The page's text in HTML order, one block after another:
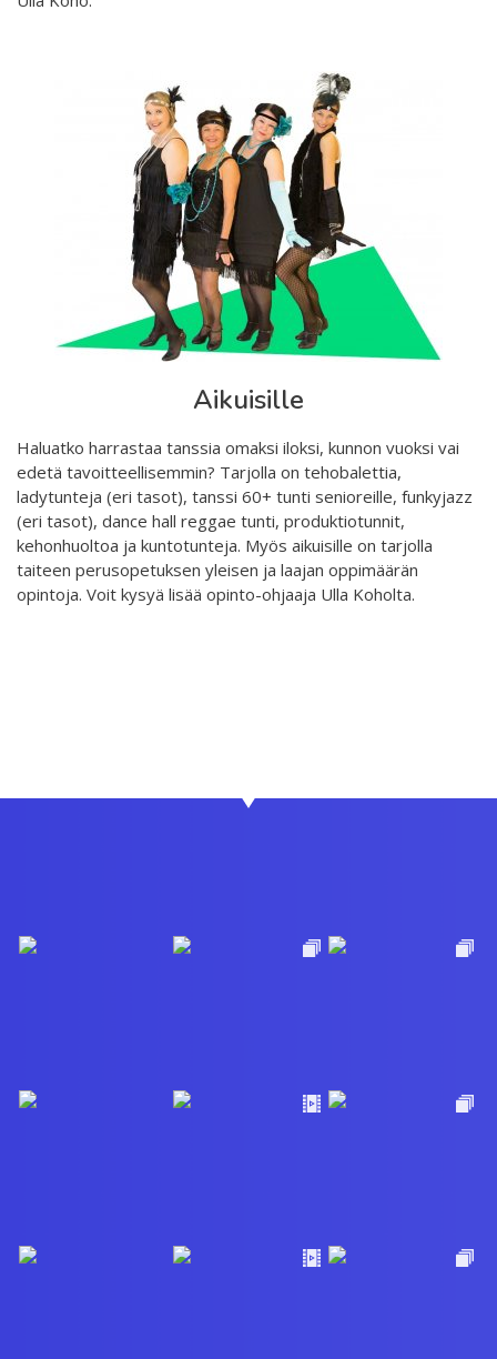
Aikuisille
Haluatko harrastaa tanssia omaksi iloksi, kunnon vuoksi vai
edetä tavoitteellisemmin? Tarjolla on tehobalettia,
ladytunteja (eri tasot), tanssi 60+ tunti senioreille, funkyjazz
(eri tasot), dance hall reggae tunti, produktiotunnit,
kehonhuoltoa ja kuntotunteja. Myös aikuisille on tarjolla
taiteen perusopetuksen yleisen ja laajan oppimäärän
opintoja. Voit kysyä lisää opinto-ohjaaja Ulla Koholta.